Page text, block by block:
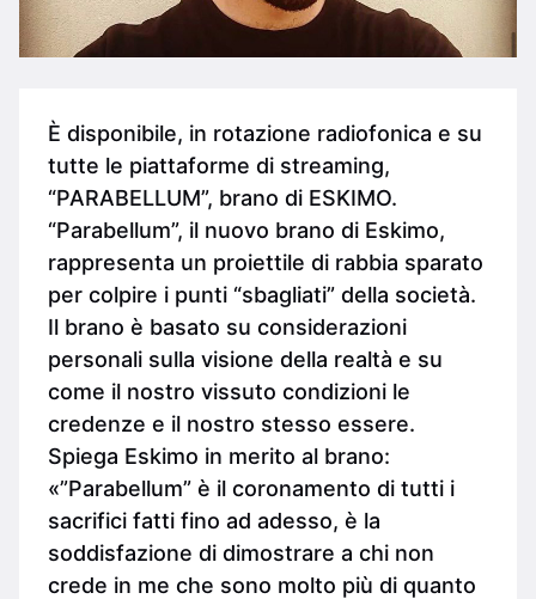
È disponibile, in rotazione radiofonica e su
tutte le piattaforme di streaming,
“PARABELLUM”, brano di ESKIMO.
“Parabellum”, il nuovo brano di Eskimo,
rappresenta un proiettile di rabbia sparato
per colpire i punti “sbagliati” della società.
Il brano è basato su considerazioni
personali sulla visione della realtà e su
come il nostro vissuto condizioni le
credenze e il nostro stesso essere.
Spiega Eskimo in merito al brano:
«”Parabellum” è il coronamento di tutti i
sacrifici fatti fino ad adesso, è la
soddisfazione di dimostrare a chi non
crede in me che sono molto più di quanto